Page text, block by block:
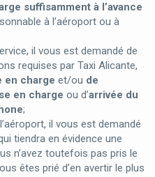
suffisamment à l’avance
à l’aéroport ou à
il vous est demandé de
requises par Taxi Alicante,
en charge et/ou de
en charge ou d’arrivée du
;
il vous est demandé
tiendra en évidence une
n’avez toutefois pas pris le
êtes prié d’en avertir le plus